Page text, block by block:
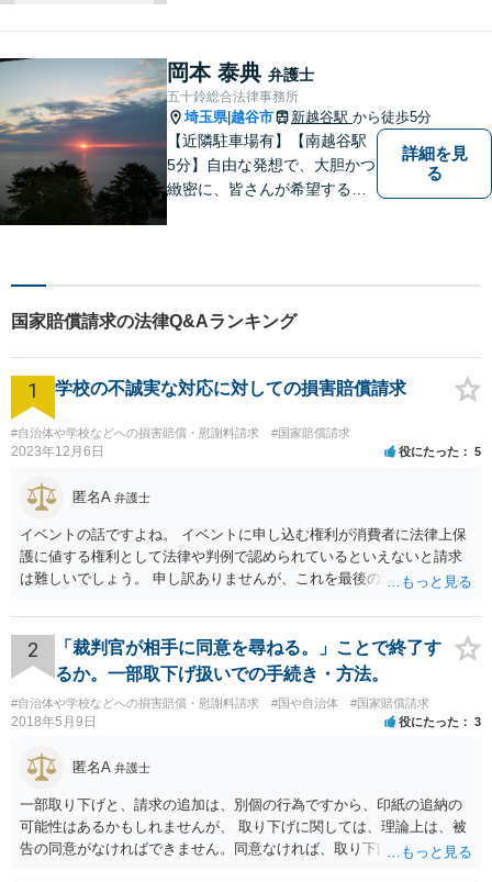
相談30分無料、オンライン面
談、事前の予約で土日の面談
にも対応しております。
岡本 泰典 弁護士
五十鈴総合法律事務所
埼玉県|越谷市 新越谷駅 から徒歩5分
【近隣駐車場有】【南越谷駅
5分】自由な発想で、大胆かつ
緻密に、皆さんが希望する結
くなります。 お早めにご相談
詳細を見
る
国家賠償請求の法律Q&Aランキング
1 学校の不誠実な対応に対しての損害賠償請求
#自治体や学校などへの損害賠償・慰謝料請求 #国家賠償請求
2023年12月6日 役にたった 5
匿名A 弁護士
イベントの話ですよね。 イベントに申し込む権利が消費者に法律上保
護に値する権利として法律や判例で認められているといえないと請求
は難しいでしょう。 申し訳ありませんが、これを最後の返信としま
2
「裁判官が相手に同意を尋ねる。」ことで終了す
るか。一部取下げ扱いでの手続き・方法。
#自治体や学校などへの損害賠償・慰謝料請求 #国や自治体 #国家賠償請求
2018年5月9日 役にたった 3
匿名A 弁護士
一部取り下げと、請求の追加は、別個の行為ですから、印紙の追納の
可能性はあるかもしれませんが、 取り下げに関しては、理論上は、被
告の同意がなければできません。同意なければ、取り下げられず従前